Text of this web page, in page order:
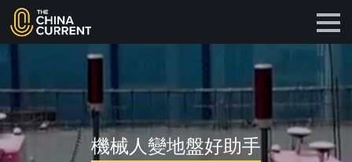
機械人變地盤好助手